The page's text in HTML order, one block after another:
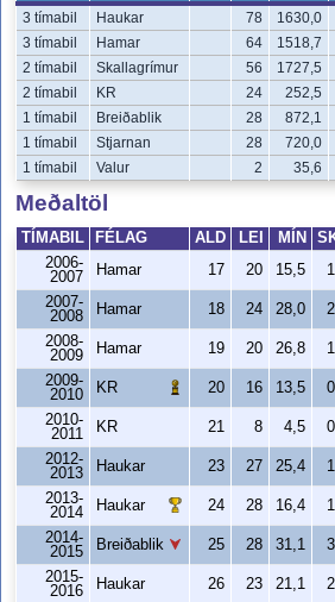
3 tímabil Haukar 78 1630,0
3 tímabil
Hamar 64 1518,7
2 tímabil
Skallagrímur 56 1727,5
2 tímabil
KR 24 252,5
1 tímabil
Breiðablik 28 872,1
1 tímabil
Stjarnan 28 720,0
1 tímabil
Valur 2 35,6
Meðaltöl
TÍMABIL FÉLAG ALD LEI MÍN
2006-
2007
Hamar 17 20 15,5
2007-
2008
Hamar 18 24 28,0
2008-
2009
Hamar 19 20 26,8
2009-
2010
KR 20 16 13,5
2010-
2011
KR 21 8 4,5
2012-
2013
Haukar 23 27 25,4
2013-
2014
Haukar 24 28 16,4
2014-
2015
Breiðablik 25 28 31,1
2015-
2016
Haukar 26 23 21,1